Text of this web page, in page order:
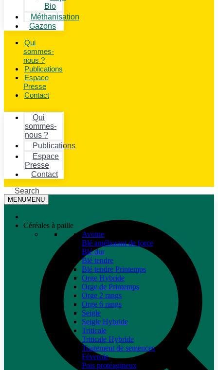
Bio
Méthanisation
Gazons
Qui
sommes-
nous ?
Publications
Espace
Presse
Contact
Qui
sommes-
nous ?
Publications
Espace
Presse
Contact
Search
MENUMENU
Céréales à paille
Avoine
Blé améliorant de force
Blé dur
Blé tendre
Blé tendre Printemps
Orge Hybride
Orge de Printemps
Orge 2 rangs
Orge 6 rangs
Seigle
Seigle Hybride
Triticale
Triticale Hybride
Traitement de semences
Féverole
Pois protéagineux